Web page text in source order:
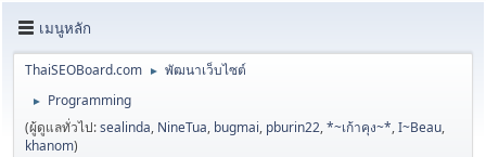
เมนูหลัก
ThaiSEOBoard.com ► พัฒนาเว็บไซต์
►
Programming
(ผู้ดูแลทั่วไป:sealinda, NineTua, bugmai, pburin22,*~เก้าคุง~*,I~Beau,
khanom)